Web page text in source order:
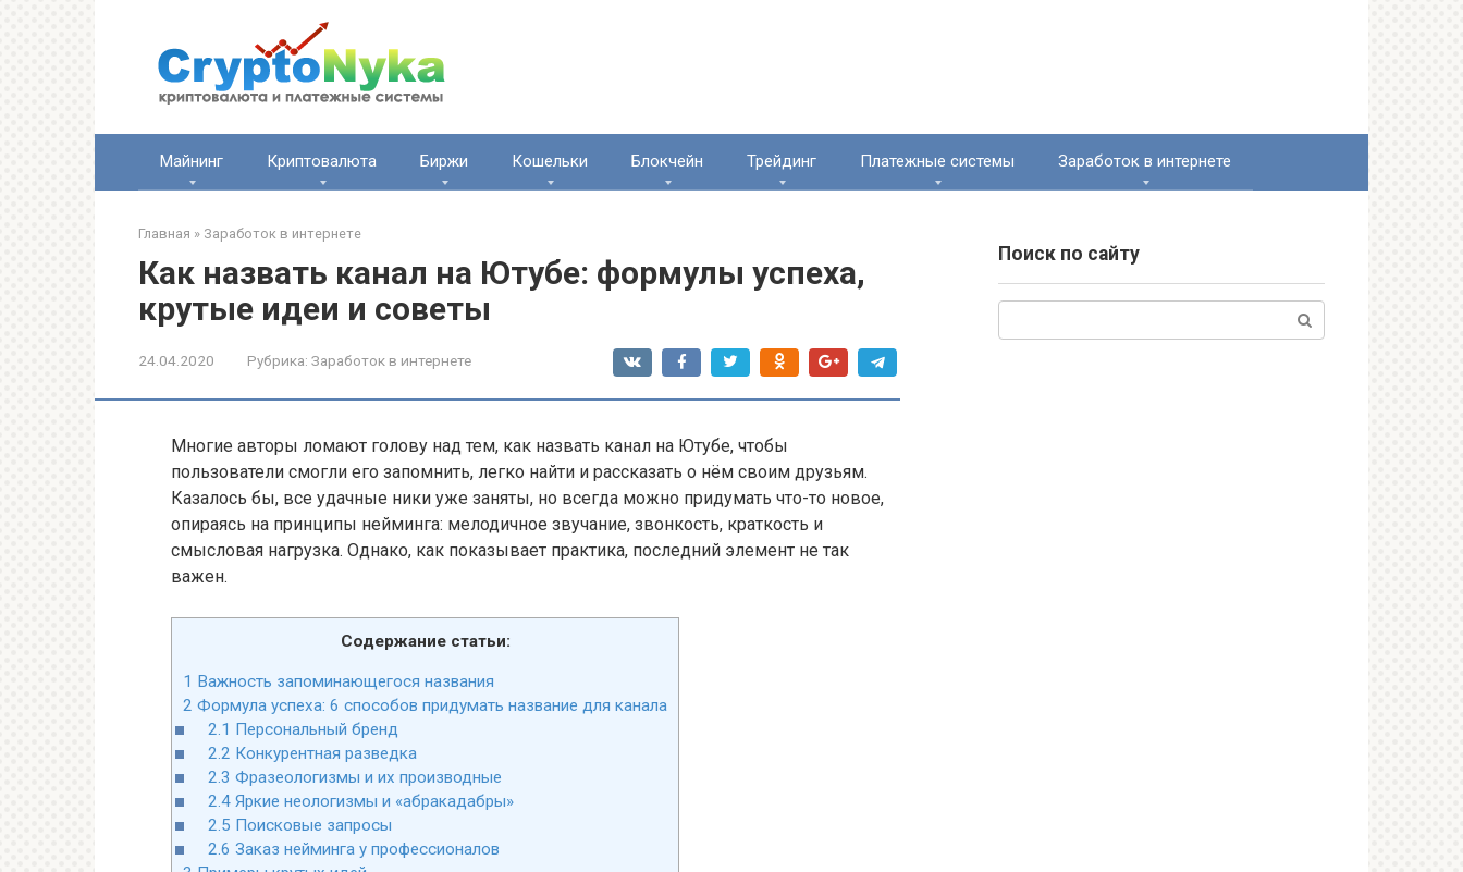
Майнинг Криптовалюта Биржи Кошельки Блокчейн Трейдинг Платежные системы Заработок в интернете
Главная » Заработок в интернете
Как назвать канал на Ютубе: формулы успеха,
крутые идеи и советы
24.04.2020 Рубрика: Заработок в интернете
Многие авторы ломают голову над тем, как назвать канал на Ютубе, чтобы
пользователи смогли его запомнить, легко найти и рассказать о нём своим друзьям.
Казалось бы, все удачные ники уже заняты, но всегда можно придумать что-то новое,
опираясь на принципы нейминга: мелодичное звучание, звонкость, краткость и
смысловая нагрузка. Однако, как показывает практика, последний элемент не так
важен.
Содержание статьи:
1 Важность запоминающегося названия
2 Формула успеха: 6 способов придумать название для канала
2.1 Персональный бренд
2.2 Конкурентная разведка
2.3 Фразеологизмы и их производные
2.4Яркие неологизмы и «абракадабры»
2.5 Поисковые запросы
2.6 Заказ нейминга у профессионалов
Поиск по сайту